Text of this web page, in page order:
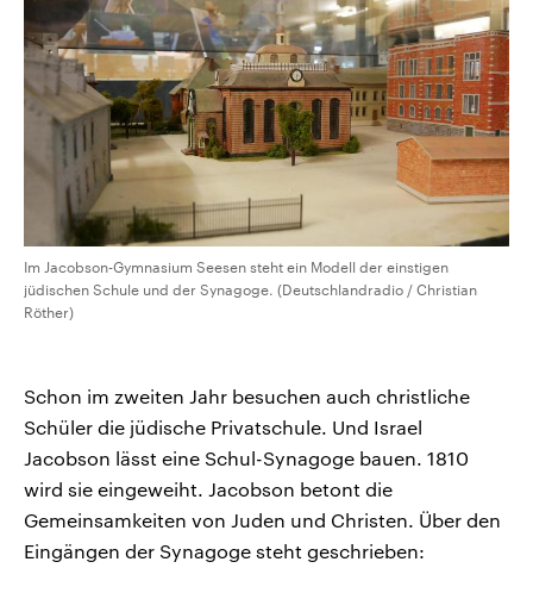
Im Jacobson-Gymnasium Seesen steht ein Modell der einstigen
jüdischen Schule und der Synagoge. (Deutschlandradio / Christian
Röther)
Schon im zweiten Jahr besuchen auch christliche
Schüler die jüdische Privatschule. Und Israel
Jacobson lässt eine Schul-Synagoge bauen. 1810
wird sie eingeweiht. Jacobson betont die
Gemeinsamkeiten von Juden und Christen. Über den
Eingängen der Synagoge steht geschrieben: